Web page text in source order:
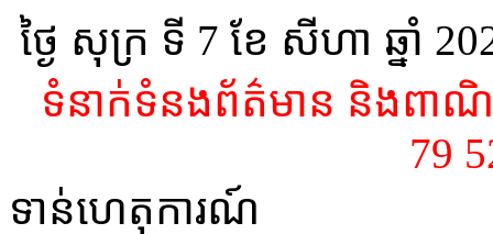
ថ្ងៃ សុក្រ ទី 7​ ខែ សីហា ឆ្នាំ
ទំនាក់ទំនងព័ត៌មាន និងពាណិជ្
79
ទាន់ហេតុការណ៍